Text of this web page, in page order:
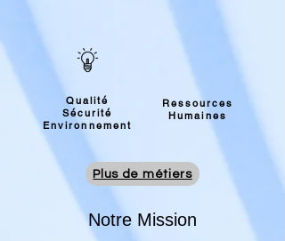
Qualité
Sécurité
Environnement
Ressources
Humaines
Plus de métiers
Notre Mission